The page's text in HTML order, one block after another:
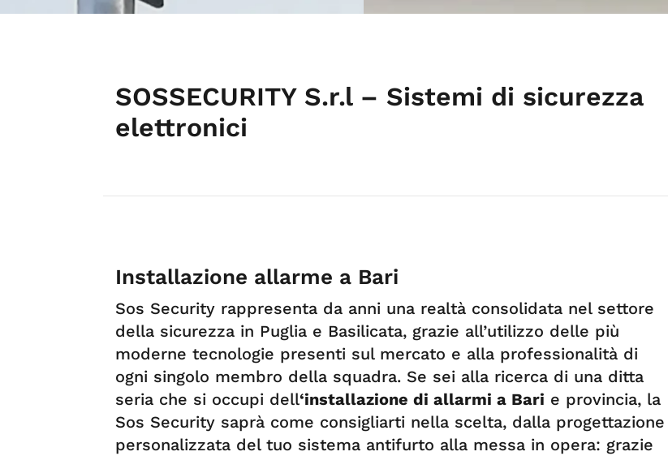
SOSSECURITY S.r.l – Sistemi di sicurezza
elettronici
Installazione allarme a Bari
Sos Security rappresenta da anni una realtà consolidata nel settore
della sicurezza in Puglia e Basilicata, grazie all’utilizzo delle più
moderne tecnologie presenti sul mercato e alla professionalità di
ogni singolo membro della squadra. Se sei alla ricerca di una ditta
seria che si occupi dell‘installazione di allarmi a Bari e provincia, la
Sos Security saprà come consigliarti nella scelta, dalla progettazione
personalizzata del tuo sistema antifurto alla messa in opera: grazie